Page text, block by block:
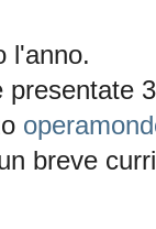
l'anno.
breve